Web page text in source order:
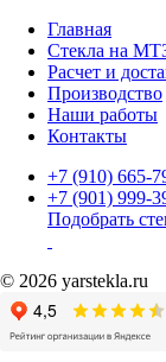
Главная
Стекла на
Расчет и
Производство
Наши работы
Контакты
+7 (910) 665-
+7 (901) 999-
Подобрать
© 2026 yarstekla.ru